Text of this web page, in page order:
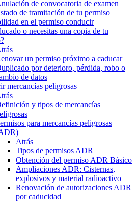
de convocatoria de examen
de tramitación de tu permiso
en el permiso conducir
o necesitas una copia de tu
un permiso próximo a caducar
por deterioro, pérdida, robo o
de datos
mercancías peligrosas
y tipos de mercancías
para mercancías peligrosas
Atrás
Tipos de permisos ADR
Obtención del permiso ADR Básico
Ampliaciones ADR: Cisternas,
explosivos y material radioactivo
Renovación de autorizaciones ADR
por caducidad